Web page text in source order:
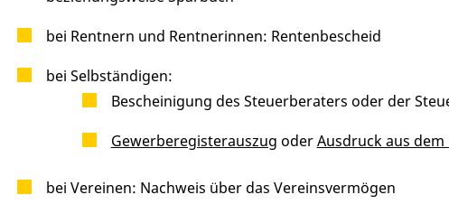
bei Rentnern und Rentnerinnen: Rentenbescheid
bei Selbständigen:
Bescheinigung des Steuerberaters oder der
Gewerberegisterauszug oderAusdruck aus
bei Vereinen: Nachweis über das Vereinsvermögen